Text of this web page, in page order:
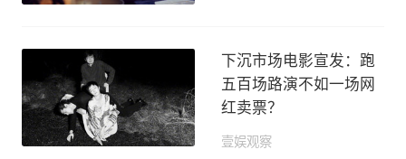
下沉市场电影宣发：跑
五百场路演不如一场网
红卖票？
壹娱观察